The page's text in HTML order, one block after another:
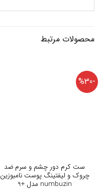
محصولات مرتبط
-%30
ست کرم دور چشم و سرم ضد
چروک و لیفتینگ پوست نامبوزین
numbuzin مدل +9